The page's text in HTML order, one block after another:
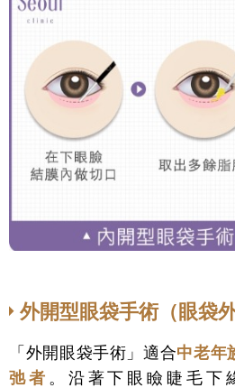
外開型眼袋手術（眼袋外
「外開眼袋手術」適合中老年
弛者 。沿著下眼瞼睫毛下